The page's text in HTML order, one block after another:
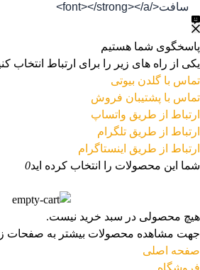
سافت</font></strong></a>
پاسخگوی شما هستیم
یکی از راه های زیر را برای ارتباط انتخاب
تماس با گلدن بیوتی
تماس با پشتیبان فروش
ارتباط از طریق واتساپ
ارتباط از طریق تلگرام
ارتباط از طریق اینستاگرام
شما این محصولات را انتخاب کرده اید0
هیچ محصولی در سبد خرید نیست.
جهت مشاهده محصولات بیشتر به صفحات
صفحه اصلی
فروشگاه